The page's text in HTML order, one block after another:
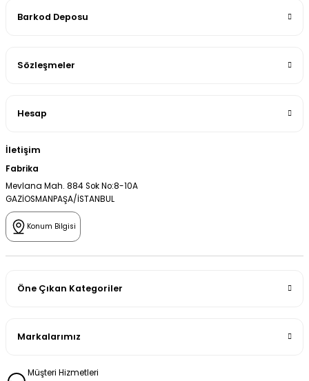
Barkod Deposu
Sözleşmeler
Hesap
İletişim
Fabrika
Mevlana Mah. 884 Sok No:8-10A
GAZİOSMANPAŞA/İSTANBUL
Konum Bilgisi
Öne Çıkan Kategoriler
Markalarımız
Müşteri Hizmetleri